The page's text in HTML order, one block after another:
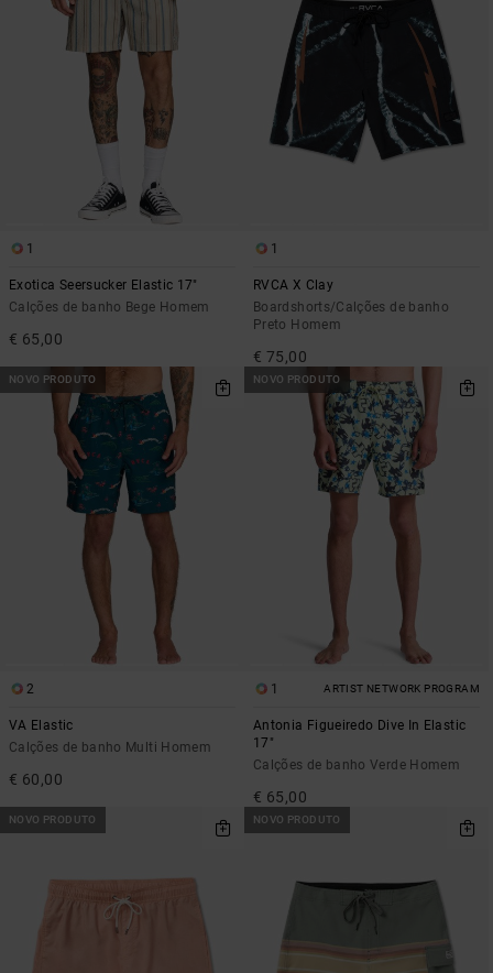
1
Exotica Seersucker Elastic 17"
Calções de banho Bege Homem
€ 65,00
1
RVCA X Clay
Boardshorts/Calções de banho
Preto Homem
€ 75,00
NOVO PRODUTO
2
VA Elastic
Calções de banho Multi Homem
€ 60,00
NOVO PRODUTO
1 ARTIST NETWORK PROGRAM
Antonia Figueiredo Dive In Elastic
17"
Calções de banho Verde Homem
€ 65,00
NOVO PRODUTO NOVO PRODUTO